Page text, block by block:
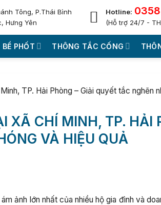
Tông, P.Thái Bình
Hưng Yên
Hotline:
(Hỗ trợ 24/7 -
BỂ PHỐT THÔNG TẮC CỐNG
TP. Hải Phòng – Giải quyết tắc nghẽn
XÃ CHÍ MINH, TP. HẢI
VÀ HIỆU QUẢ
ảnh lớn nhất của nhiều hộ gia đình và